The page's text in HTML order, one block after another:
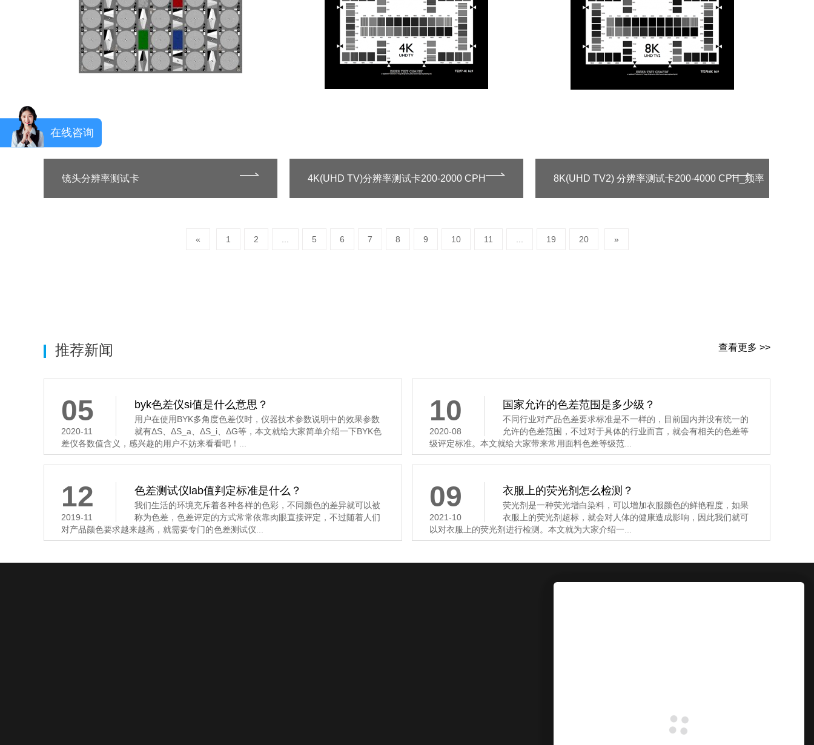
镜头分辨率测试卡 4K(UHD TV)分辨率测试卡200-2000 CPH 8K(UHD TV2) 分辨率测试卡200-4000 CPH_频率
« 1 2 5 6 7 8 9 10 11 19 20 »
查看更多 >>
推荐新闻
05
2020-11
byk色差仪si值是什么意思？
用户在使用BYK多角度色差仪时，仪器技术参数说明中的效果参数
就有ΔS、ΔS_a、ΔS_i、ΔG等，本文就给大家简单介绍一下BYK色
差仪各数值含义，感兴趣的用户不妨来看看吧！...
10
2020-08
国家允许的色差范围是多少级？
不同行业对产品色差要求标准是不一样的，目前国内并没有统一的
允许的色差范围，不过对于具体的行业而言，就会有相关的色差等
级评定标准。本文就给大家带来常用面料色差等级范...
12
2019-11
色差测试仪lab值判定标准是什么？
我们生活的环境充斥着各种各样的色彩，不同颜色的差异就可以被
称为色差，色差评定的方式常常依靠肉眼直接评定，不过随着人们
对产品颜色要求越来越高，就需要专门的色差测试仪...
09
2021-10
衣服上的荧光剂怎么检测？
荧光剂是一种荧光增白染料，可以增加衣服颜色的鲜艳程度，如果
衣服上的荧光剂超标，就会对人体的健康造成影响，因此我们就可
以对衣服上的荧光剂进行检测。本文就为大家介绍一...
400-888-5135
在线咨询